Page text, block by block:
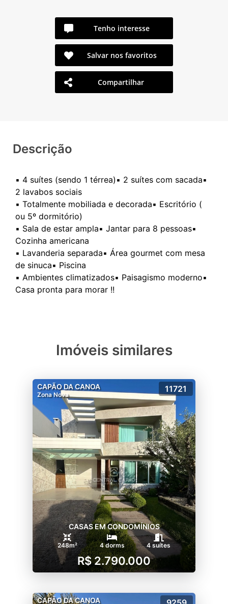
Tenho interesse
Salvar nos favoritos
Compartilhar
Descrição
▪️ 4 suítes (sendo 1 térrea)▪️ 2 suítes com sacada▪️
2 lavabos sociais
▪️ Totalmente mobiliada e decorada▪️ Escritório (
ou 5º dormitório)
▪️ Sala de estar ampla▪️ Jantar para 8 pessoas▪️
Cozinha americana
▪️ Lavanderia separada▪️ Área gourmet com mesa
de sinuca▪️ Piscina
▪️ Ambientes climatizados▪️ Paisagismo moderno▪️
Imóveis similares
CAPÃO DA CANOA
Zona Nova
11721
CASAS EM CONDOMÍNIOS
248m² 4 dorms 4 suítes
R$ 2.790.000
CAPÃO DA CANOA